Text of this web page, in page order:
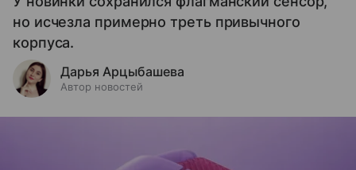
но исчезла примерно треть привычного
корпуса.
Дарья Арцыбашева
Автор новостей